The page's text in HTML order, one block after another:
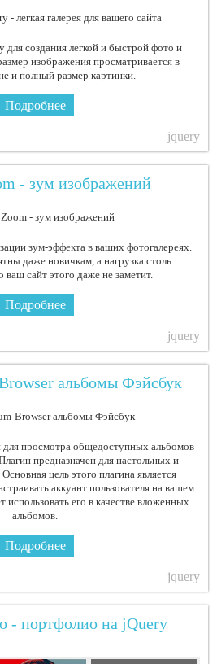
создания легкой и быстрой фото и
изображения просматривается в
и полный размер картинки.
Подробнее
jquery
- зум изображений
зум-эффекта в ваших фотогалереях.
даже новичкам, а нагрузка столь
ваш сайт этого даже не заметит.
Подробнее
jquery
альбомы Фэйсбук
просмотра общедоступных альбомов
предназначен для настольных и
цель этого плагина является
аккуант пользователя на вашем
использовать его в качестве вложенных
альбомов.
Подробнее
jquery
- портфолио на jQuery